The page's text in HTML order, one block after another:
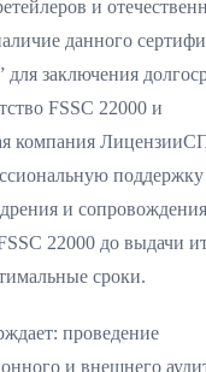
и
данного
для заключения
FSSC 22000 и
компания
поддержку
и
22000 до выдачи
сроки.
проведение
и внешнего